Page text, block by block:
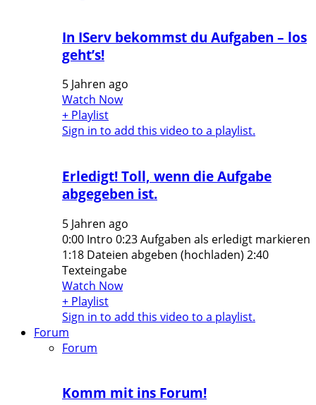
In IServ bekommst du Aufgaben – los
geht’s!
5 Jahren ago
Watch Now
+ Playlist
Sign in to add this video to a playlist.
Erledigt! Toll, wenn die Aufgabe
abgegeben ist.
5 Jahren ago
0:00 Intro 0:23 Aufgaben als erledigt markieren
1:18 Dateien abgeben (hochladen) 2:40
Texteingabe
Watch Now
+ Playlist
Sign in to add this video to a playlist.
Forum
Forum
Komm mit ins Forum!